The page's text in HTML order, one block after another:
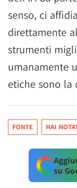
senso, ci
direttamente
strumenti
umanamente
etiche sono la
FONTE HAI
su